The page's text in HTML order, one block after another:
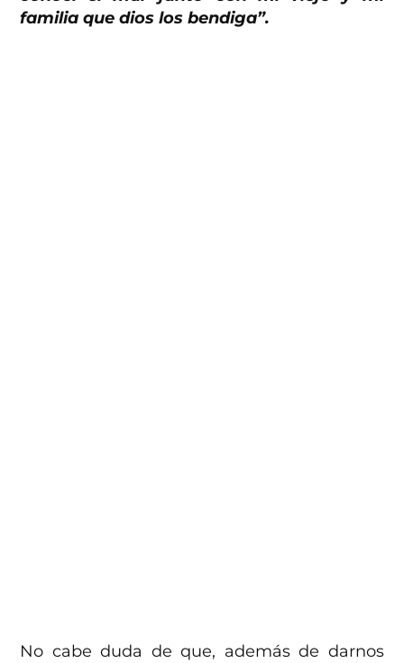
familia que dios los bendiga”.
No cabe duda de que, además de darnos